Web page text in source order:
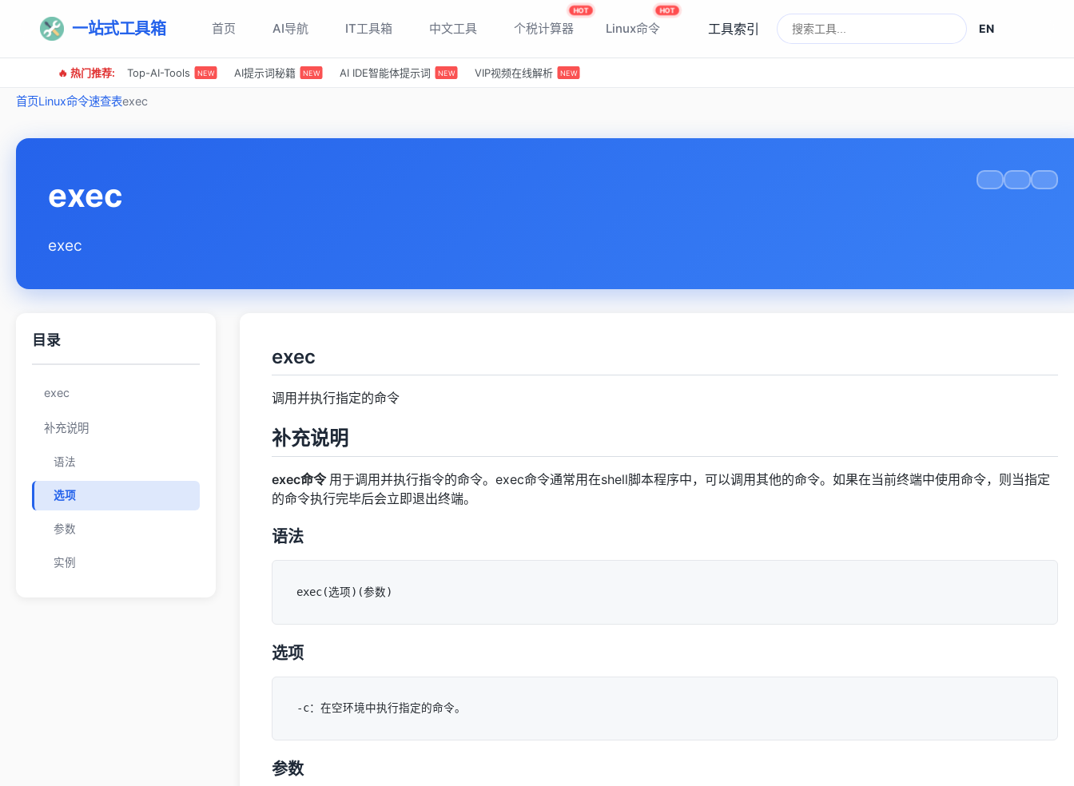
一站式工具箱 首页 AI导航 IT工具箱 中文工具 个税计算器
HOT
Linux命令
HOT
工具索引 EN
🔥 热门推荐: Top-AI-Tools NEW AI提示词秘籍 NEW AI IDE智能体提示词 NEW VIP视频在线解析 NEW
首页Linux命令速查表exec
exec
exec
目录
exec
补充说明
语法
选项
参数
实例
exec
调用并执行指定的命令
补充说明
exec命令 用于调用并执行指令的命令。exec命令通常用在shell脚本程序中，可以调用其他的命令。如果在当前终端中使用命令，则当指定
的命令执行完毕后会立即退出终端。
语法
选项
参数